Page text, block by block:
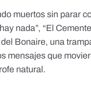
muertos sin parar
nada”, “El
Bonaire, una
mensajes que
natural.